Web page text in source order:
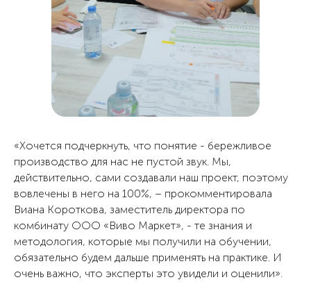
«Хочется подчеркнуть, что понятие - бережливое
производство для нас не пустой звук. Мы,
действительно, сами создавали наш проект, поэтому
вовлечены в него на 100%, – прокомментировала
Виана Короткова, заместитель директора по
комбинату ООО «Виво Маркет», - те знания и
методология, которые мы получили на обучении,
обязательно будем дальше применять на практике. И
очень важно, что эксперты это увидели и оценили».